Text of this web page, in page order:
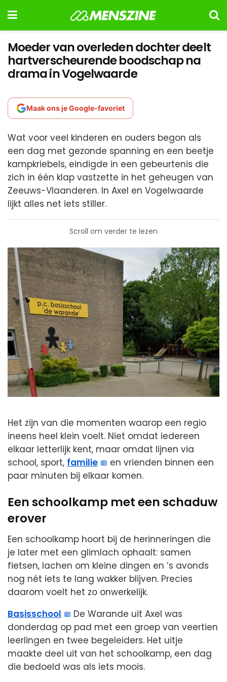
Moeder van overleden dochter deelt
hartverscheurende boodschap na
drama in Vogelwaarde
Maak ons je Google-favoriet
Wat voor veel kinderen en ouders begon als
een dag met gezonde spanning en een beetje
kampkriebels, eindigde in een gebeurtenis die
zich in één klap vastzette in het geheugen van
Zeeuws-Vlaanderen. In Axel en Vogelwaarde
lijkt alles net iets stiller.
Scroll om verder te lezen
Het zijn van die momenten waarop een regio
ineens heel klein voelt. Niet omdat iedereen
elkaar letterlijk kent, maar omdat lijnen via
school, sport, familie
en vrienden binnen een
paar minuten bij elkaar komen.
Een schoolkamp met een schaduw
erover
Een schoolkamp hoort bij de herinneringen die
je later met een glimlach ophaalt: samen
fietsen, lachen om kleine dingen en ’s avonds
nog nét iets te lang wakker blijven. Precies
daarom voelt het zo onwerkelijk.
Basisschool
De Warande uit Axel was
donderdag op pad met een groep van veertien
leerlingen en twee begeleiders. Het uitje
maakte deel uit van het schoolkamp, een dag
die bedoeld was als iets moois.